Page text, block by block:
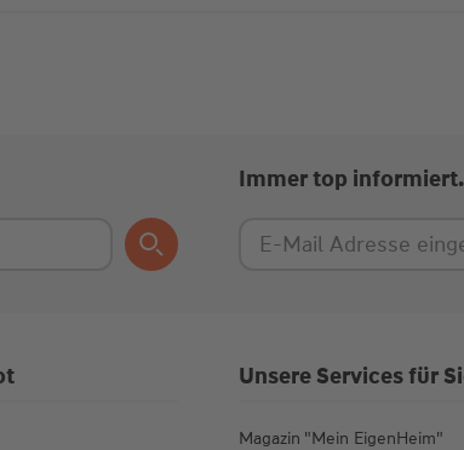
Immer top
Unsere Services für
Magazin "Mein EigenHeim"